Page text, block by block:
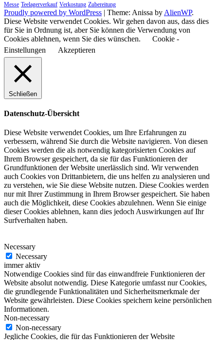
Messe Teelagerverkauf Verkostung Zubereitung
Proudly powered by WordPress | Theme: Anissa by AlienWP.
Diese Website verwendet Cookies. Wir gehen davon aus, dass dies
für Sie in Ordnung ist, aber Sie können die Verwendung von
Cookies ablehnen, wenn Sie dies wünschen.
Cookie -
Einstellungen
Akzeptieren
Schließen
Datenschutz-Übersicht
Diese Website verwendet Cookies, um Ihre Erfahrungen zu
verbessern, während Sie durch die Website navigieren. Von diesen
Cookies werden die als notwendig kategorisierten Cookies auf
Ihrem Browser gespeichert, da sie für das Funktionieren der
Grundfunktionen der Website unerlässlich sind. Wir verwenden
auch Cookies von Drittanbietern, die uns helfen zu analysieren und
zu verstehen, wie Sie diese Website nutzen. Diese Cookies werden
nur mit Ihrer Zustimmung in Ihrem Browser gespeichert. Sie haben
auch die Möglichkeit, diese Cookies abzulehnen. Wenn Sie einige
dieser Cookies ablehnen, kann dies jedoch Auswirkungen auf Ihr
Surfverhalten haben.
Necessary
Necessary
immer aktiv
Notwendige Cookies sind für das einwandfreie Funktionieren der
Website absolut notwendig. Diese Kategorie umfasst nur Cookies,
die grundlegende Funktionalitäten und Sicherheitsmerkmale der
Website gewährleisten. Diese Cookies speichern keine persönlichen
Informationen.
Non-necessary
Non-necessary
Jegliche Cookies, die für das Funktionieren der Website